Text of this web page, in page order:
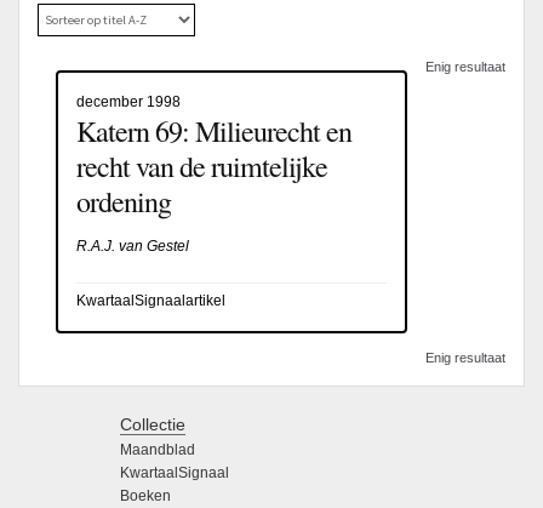
Enig resultaat
december 1998
Katern 69: Milieurecht en
recht van de ruimtelijke
ordening
R.A.J. van Gestel
KwartaalSignaalartikel
Enig resultaat
Collectie
Maandblad
KwartaalSignaal
Boeken